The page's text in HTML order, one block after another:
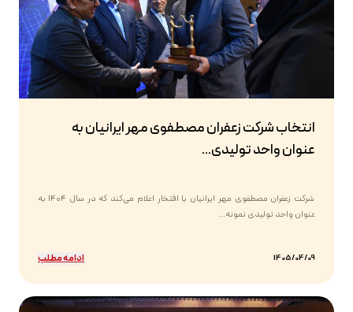
انتخاب شرکت زعفران مصطفوی مهر ایرانیان به
عنوان واحد تولیدی...
شرکت زعفران مصطفوی مهر ایرانیان با افتخار اعلام می‌کند که در سال ۱۴۰۴ به
عنوان واحد تولیدی نمونه...
1405/04/09 ادامه مطلب